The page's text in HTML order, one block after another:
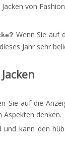
von
Wenn Sie auf
Jahr sehr
Sie auf die
Aspekten denken.
und kann den